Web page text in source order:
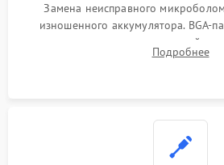
Замена неисправного
изношенного аккумулятора. BGA-
контроллеров на материнской
разъемов и кнопок, замена
Подробнее